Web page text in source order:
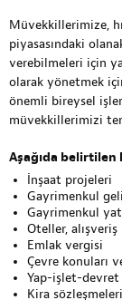
Müvekkillerimize,
piyasasındaki
verebilmeleri için
olarak yönetmek
önemli bireysel
müvekkillerimizi
Aşağıda belirtilen
İnşaat projeleri
Gayrimenkul
Gayrimenkul
Oteller,
Emlak vergisi
Çevre konuları
Yap-işlet-devret
Kira sözleşmeleri